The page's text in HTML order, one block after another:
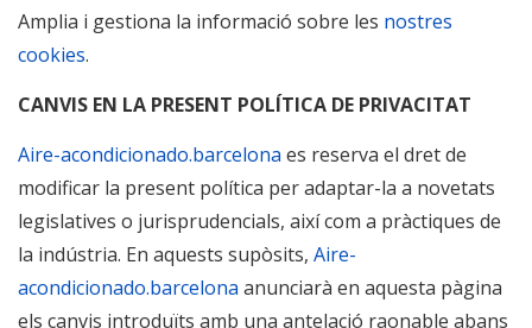
Amplia i gestiona la informació sobre les nostres
cookies.
CANVIS EN LA PRESENT POLÍTICA DE PRIVACITAT
Aire-acondicionado.barcelona es reserva el dret de
modificar la present política per adaptar-la a novetats
legislatives o jurisprudencials, així com a pràctiques de
la indústria. En aquests supòsits, Aire-
acondicionado.barcelona anunciarà en aquesta pàgina
els canvis introduïts amb una antelació raonable abans